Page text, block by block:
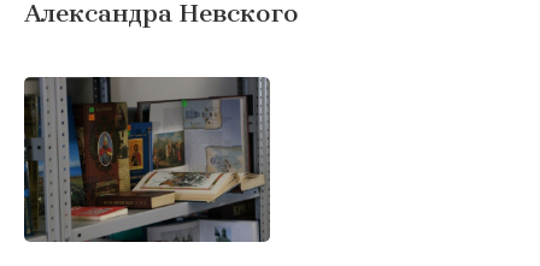
Александра Невского